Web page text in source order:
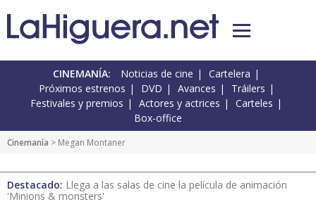
CINEMANÍA: Noticias de cine
Cartelera
Próximos estrenos
DVD Avances
Tráilers
Festivales y premios
Actores y actrices
Carteles
Box-office
Cinemanía > Megan Montaner
Destacado: Llega a las salas de cine la película de animación
'Minions & monsters'